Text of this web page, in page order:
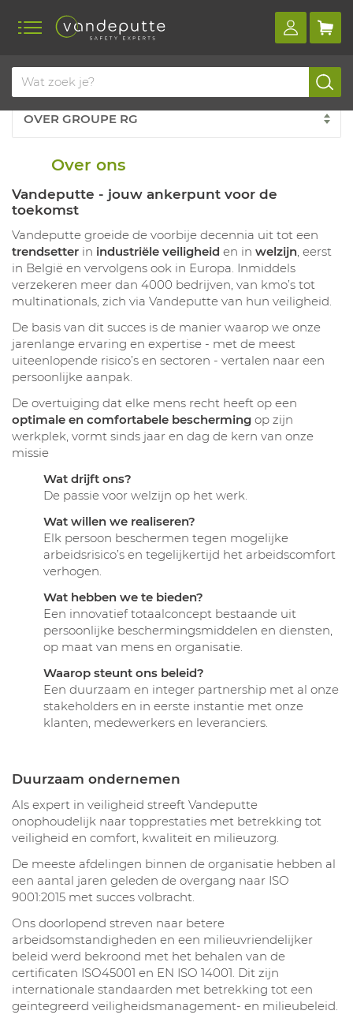
Over ons
Vandeputte - jouw ankerpunt voor de
toekomst
Vandeputte groeide de voorbije decennia uit tot een
trendsetter in industriële veiligheid en in welzijn, eerst
in België en vervolgens ook in Europa. Inmiddels
verzekeren meer dan 4000 bedrijven, van kmo’s tot
multinationals, zich via Vandeputte van hun veiligheid.
De basis van dit succes is de manier waarop we onze
jarenlange ervaring en expertise - met de meest
uiteenlopende risico’s en sectoren - vertalen naar een
persoonlijke aanpak.
De overtuiging dat elke mens recht heeft op een
optimale en comfortabele bescherming op zijn
werkplek, vormt sinds jaar en dag de kern van onze
missie
Wat drijft ons?
De passie voor welzijn op het werk.
Wat willen we realiseren?
Elk persoon beschermen tegen mogelijke
arbeidsrisico’s en tegelijkertijd het arbeidscomfort
verhogen.
Wat hebben we te bieden?
Een innovatief totaalconcept bestaande uit
persoonlijke beschermingsmiddelen en diensten,
op maat van mens en organisatie.
Waarop steunt ons beleid?
Een duurzaam en integer partnership met al onze
stakeholders en in eerste instantie met onze
klanten, medewerkers en leveranciers.
Duurzaam ondernemen
Als expert in veiligheid streeft Vandeputte
onophoudelijk naar topprestaties met betrekking tot
veiligheid en comfort, kwaliteit en milieuzorg.
De meeste afdelingen binnen de organisatie hebben al
een aantal jaren geleden de overgang naar ISO
9001:2015 met succes volbracht.
Ons doorlopend streven naar betere
arbeidsomstandigheden en een milieuvriendelijker
beleid werd bekroond met het behalen van de
certificaten ISO45001 en EN ISO 14001. Dit zijn
internationale standaarden met betrekking tot een
geïntegreerd veiligheidsmanagement- en milieubeleid.